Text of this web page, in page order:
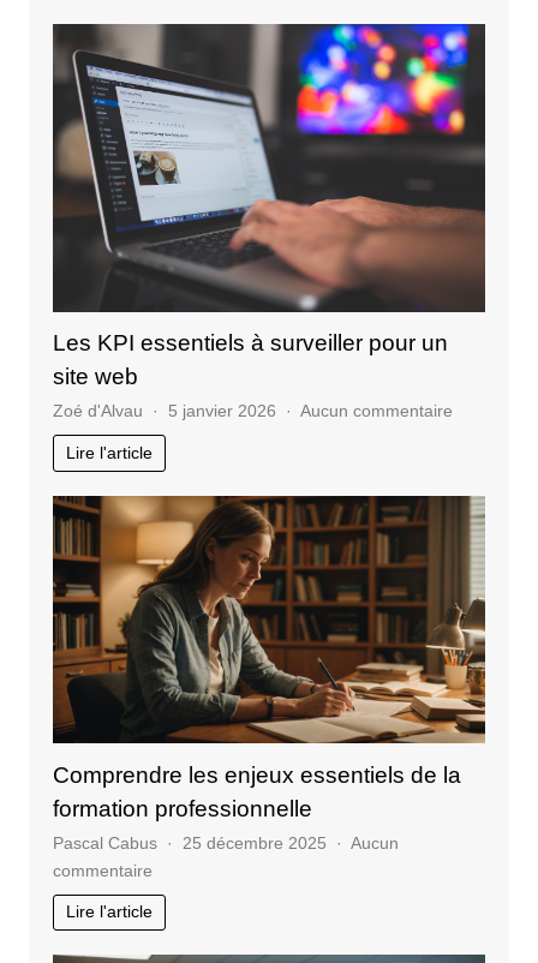
Tunisie
Les KPI essentiels à surveiller pour un
site web
Zoé d'Alvau 5 janvier 2026 Aucun commentairesur
essentiels
surveiller
pour
un
site
web
Lire l'article
Comprendre les enjeux essentiels de la
formation professionnelle
Pascal Cabus 25 décembre 2025
Aucun
commentairesur
Comprendre
les
enjeux
Lire l'article